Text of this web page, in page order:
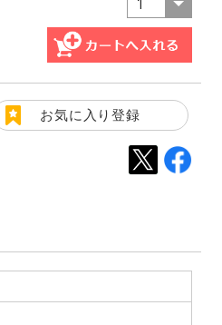
お気に入り登録